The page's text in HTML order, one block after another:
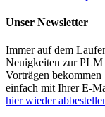
Unser Newsletter
Immer auf dem
Neuigkeiten zur PLM
Vorträgen
einfach mit Ihrer E-
hier wieder